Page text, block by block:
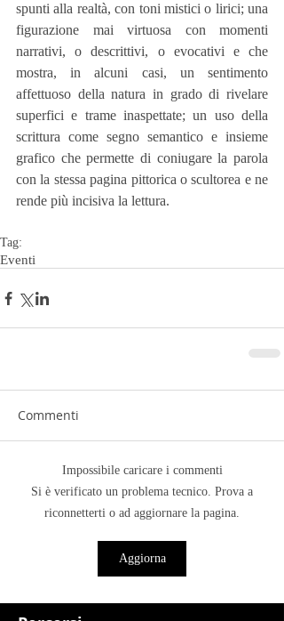
spunti alla realtà, con toni mistici o lirici; una
figurazione mai virtuosa con momenti
narrativi, o descrittivi, o evocativi e che
mostra, in alcuni casi, un sentimento
affettuoso della natura in grado di rivelare
superfici e trame inaspettate; un uso della
scrittura come segno semantico e insieme
grafico che permette di coniugare la parola
con la stessa pagina pittorica o scultorea e ne
rende più incisiva la lettura.
Tag:
Eventi
Commenti
Impossibile caricare i commenti
Si è verificato un problema tecnico. Prova a
riconnetterti o ad aggiornare la pagina.
Aggiorna